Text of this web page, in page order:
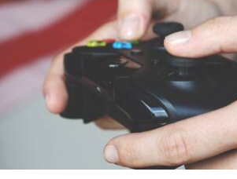
Infotechnology
Clase
Clima
Mundial 2026
Eventos Corporativos